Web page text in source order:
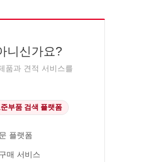
니신가요?
품과 견적 서비스를
부품 검색 플랫폼
플랫폼
매 서비스